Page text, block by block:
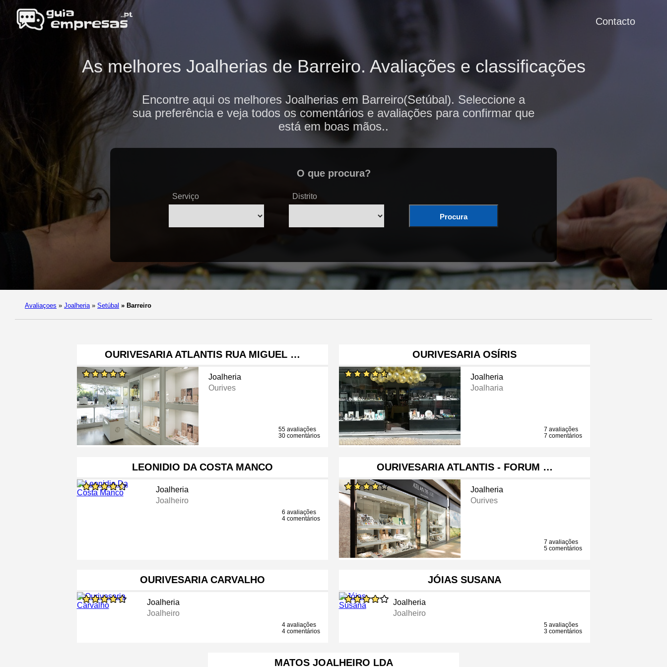
Contacto
As melhores Joalherias de Barreiro. Avaliações e classificações
Encontre aqui os melhores Joalherias em Barreiro(Setúbal). Seleccione a
sua preferência e veja todos os comentários e avaliações para confirmar que
está em boas mãos..
O que procura?
Serviço Distrito
Procura
Avaliaçoes » Joalheria » Setúbal » Barreiro
OURIVESARIA ATLANTIS RUA MIGUEL …
Joalheria
Ourives
55 avaliações
30 comentários
OURIVESARIA OSÍRIS
Joalheria
Joalharia
7 avaliações
7 comentários
LEONIDIO DA COSTA MANCO
Joalheria
Joalheiro
6 avaliações
4 comentários
OURIVESARIA ATLANTIS - FORUM …
Joalheria
Ourives
7 avaliações
5 comentários
OURIVESARIA CARVALHO
Joalheria
Joalheiro
4 avaliações
4 comentários
JÓIAS SUSANA
Joalheria
Joalheiro
5 avaliações
3 comentários
MATOS JOALHEIRO LDA